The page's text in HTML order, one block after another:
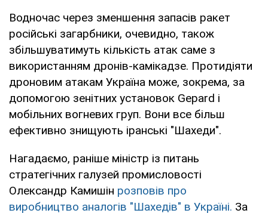
Водночас через зменшення запасів ракет
російські загарбники, очевидно, також
збільшуватимуть кількість атак саме з
використанням дронів-камікадзе. Протидіяти
дроновим атакам Україна може, зокрема, за
допомогою зенітних установок Gepard і
мобільних вогневих груп. Вони все більш
ефективно знищують іранські "Шахеди".
Нагадаємо, раніше міністр із питань
стратегічних галузей промисловості
Олександр Камишін розповів про
виробництво аналогів "Шахедів" в Україні. За